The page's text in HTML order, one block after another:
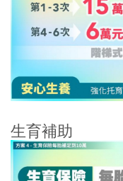
生育補助